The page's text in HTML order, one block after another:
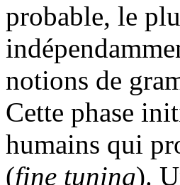
probable, le
notions de
Cette phase
humains qui
(fine tuning).